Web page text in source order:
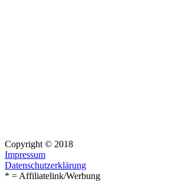
Copyright © 2018
Impressum
Datenschutzerklärung
* = Affiliatelink/Werbung